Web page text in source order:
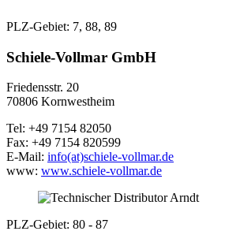
PLZ-Gebiet: 7, 88, 89
Schiele-Vollmar GmbH
Friedensstr. 20
70806 Kornwestheim
Tel: +49 7154 82050
Fax: +49 7154 820599
E-Mail: info(at)schiele-vollmar.de
www: www.schiele-vollmar.de
PLZ-Gebiet: 80 - 87